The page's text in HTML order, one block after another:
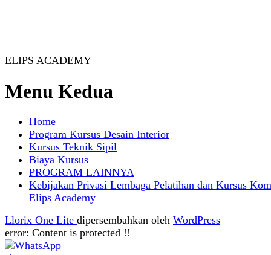
ELIPS ACADEMY
Menu Kedua
Home
Program Kursus Desain Interior
Kursus Teknik Sipil
Biaya Kursus
PROGRAM LAINNYA
Kebijakan Privasi Lembaga Pelatihan dan Kursus
Elips Academy
Llorix One Lite dipersembahkan oleh WordPress
error: Content is protected !!